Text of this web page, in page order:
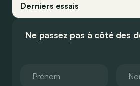
Derniers essais
Ne passez pas à côté des